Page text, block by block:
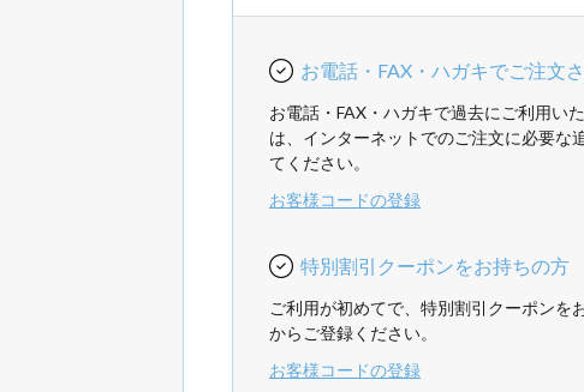
お電話・FAX・ハガキでご注文
お電話・FAX・ハガキで過去にご利用い
は、インターネットでのご注文に必要な
てください。
お客様コードの登録
特別割引クーポンをお持ちの方
ご利用が初めてで、特別割引クーポンを
からご登録ください。
お客様コードの登録